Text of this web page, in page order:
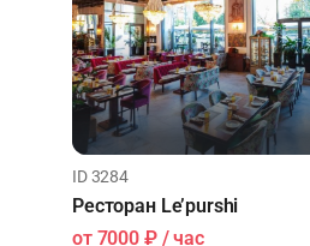
ID 3284
Ресторан Le’purshi
от 7000 ₽/ час